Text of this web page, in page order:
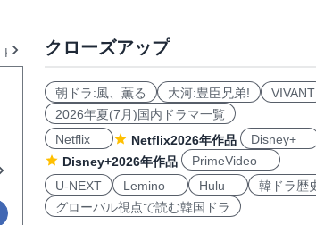
KPOP おすすめ
クローズアップ
朝ドラ:風、薫る 大河:豊臣兄弟!
VIVANT
2026年夏(7月)国内ドラマ一覧
Netflix
Netflix2026年作品
Disney+
Disney+2026年作品
PrimeVideo
U-NEXT
Lemino Hulu
韓ドラ歴
グローバル視点で読む韓国ドラ